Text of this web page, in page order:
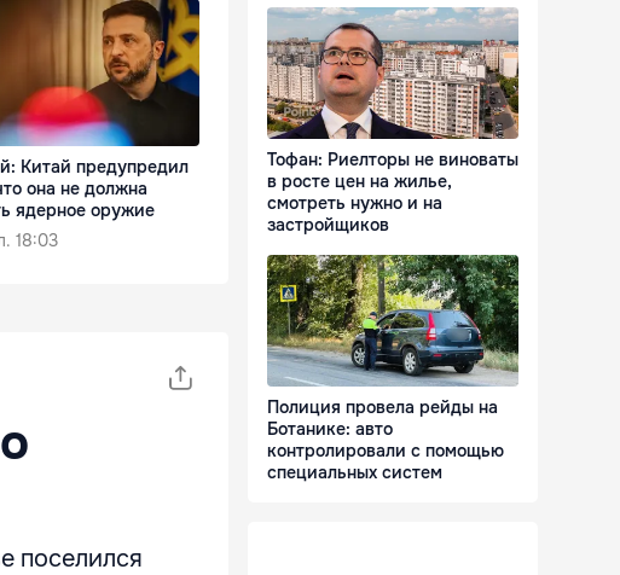
Китай предупредил
она не должна
ядерное оружие
18:03
поселился
Тофан: Риелторы не виноваты
в росте цен на жилье,
смотреть нужно и на
застройщиков
Полиция провела рейды на
Ботанике: авто
контролировали с помощью
специальных систем